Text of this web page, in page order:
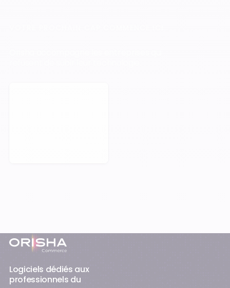
Pied-de-page
Logiciels dédiés aux
professionnels du